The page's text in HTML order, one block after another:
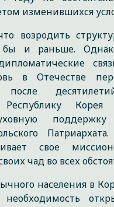
изменившихся
возродить
и раньше.
в Отечестве
после
Корея
свое
чад во всех
населения в